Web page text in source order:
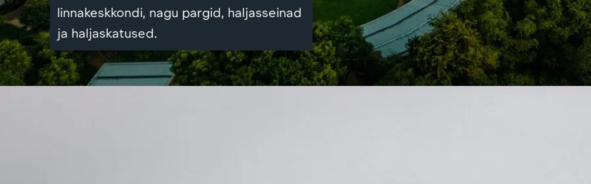
linnakeskkondi, nagu pargid, haljasseinad
ja haljaskatused.